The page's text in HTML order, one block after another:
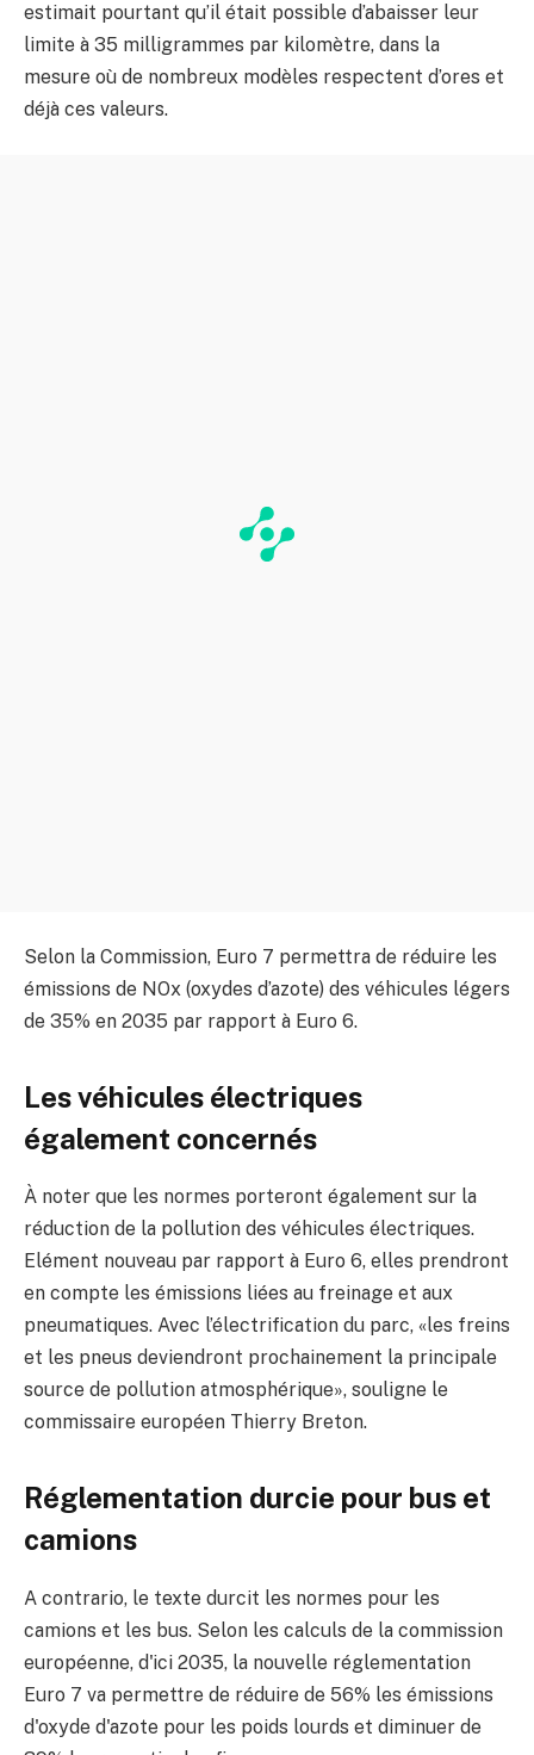
estimait pourtant qu’il était possible d’abaisser leur
limite à 35 milligrammes par kilomètre, dans la
mesure où de nombreux modèles respectent d’ores et
déjà ces valeurs.
Selon la Commission, Euro 7 permettra de réduire les
émissions de NOx (oxydes d’azote) des véhicules légers
de 35% en 2035 par rapport à Euro 6.
Les véhicules électriques
également concernés
À noter que les normes porteront également sur la
réduction de la pollution des véhicules électriques.
Elément nouveau par rapport à Euro 6, elles prendront
en compte les émissions liées au freinage et aux
pneumatiques. Avec l’électrification du parc, «les freins
et les pneus deviendront prochainement la principale
source de pollution atmosphérique», souligne le
commissaire européen Thierry Breton.
Réglementation durcie pour bus et
camions
A contrario, le texte durcit les normes pour les
camions et les bus. Selon les calculs de la commission
européenne, d'ici 2035, la nouvelle réglementation
Euro 7 va permettre de réduire de 56% les émissions
d'oxyde d'azote pour les poids lourds et diminuer de